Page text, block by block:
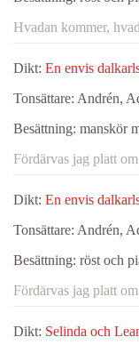
Hvadan kommer,
Dikt: En envis
Tonsättare: Andrén,
Besättning: manskör
Fördärvas jag platt
Dikt: En envis
Tonsättare: Andrén,
Besättning: röst och
Fördärvas jag platt
Dikt: Selinda och